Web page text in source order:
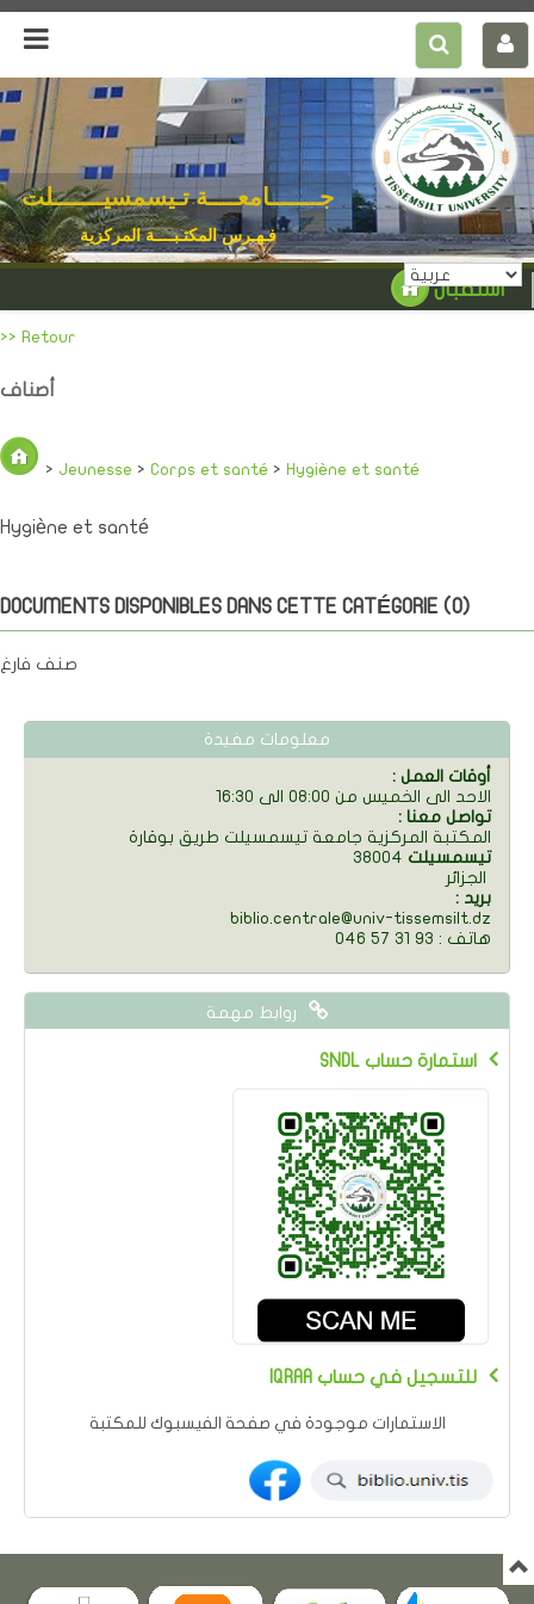
جـــــــامعــــة تـيسمسيـــــــلت
فـهـرس المكتـبــــة المركزية
استقبال
>> Retour
أصناف
> Jeunesse > Corps et santé > Hygiène et santé
Hygiène et santé
DOCUMENTS DISPONIBLES DANS CETTE CATÉGORIE (0)
صنف فارغ
معلومات مفيدة
: أوقات العمل
الاحد الى الخميس من 08:00 الى 16:30
: تواصل معنا
المكتبة المركزية جامعة تيسمسيلت طريق بوقارة
38004 تيسمسيلت
: بريد
biblio.centrale@univ-tissemsilt.dz
046 57 31 93 : هاتف
روابط مهمة
SNDL استمارة حساب
IQRAA للتسجيل في حساب
الاستمارات موجودة في صفحة الفيسبوك للمكتبة